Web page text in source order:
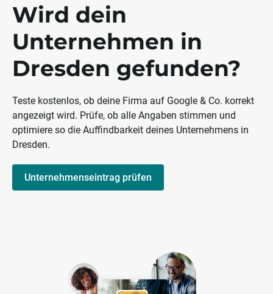
Wird dein
Unternehmen in
Dresden gefunden?
Teste kostenlos, ob deine Firma auf Google & Co. korrekt
angezeigt wird. Prüfe, ob alle Angaben stimmen und
optimiere so die Auffindbarkeit deines Unternehmens in
Dresden.
Unternehmenseintrag prüfen